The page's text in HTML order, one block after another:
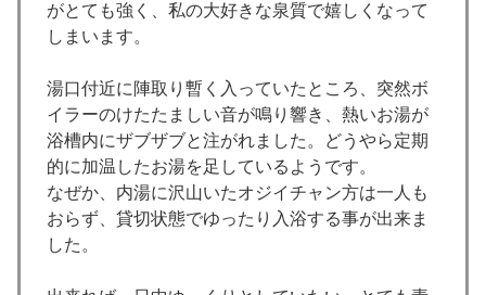
がとても強く、私の大好きな泉質で嬉しくなって
しまいます。
湯口付近に陣取り暫く入っていたところ、突然ボ
イラーのけたたましい音が鳴り響き、熱いお湯が
浴槽内にザブザブと注がれました。どうやら定期
的に加温したお湯を足しているようです。
なぜか、内湯に沢山いたオジイチャン方は一人も
おらず、貸切状態でゆったり入浴する事が出来ま
した。